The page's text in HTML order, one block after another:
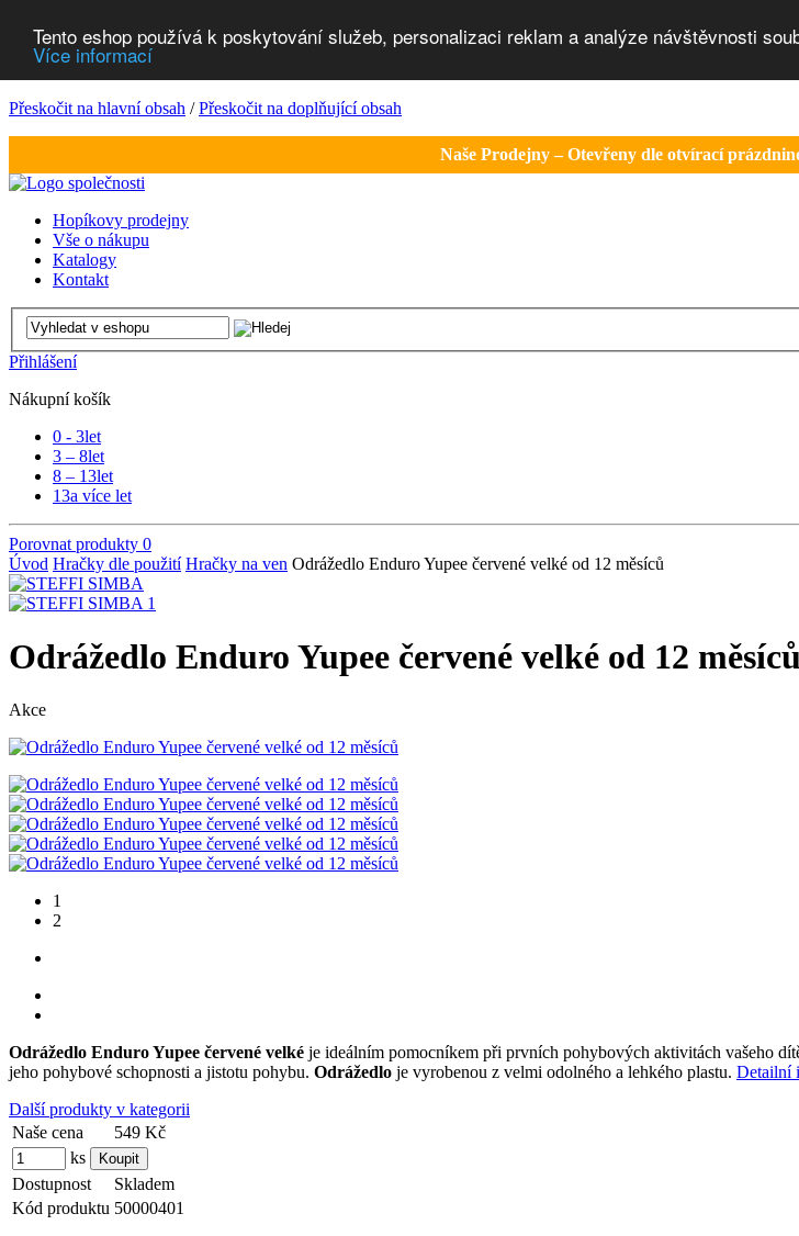
Tento eshop používá k poskytování služeb, personalizaci reklam a analýze návštěvnosti
Více informací
Přeskočit na hlavní obsah /Přeskočit na doplňující obsah
Naše Prodejny – Otevřeny dle otvírací
Hopíkovy prodejny
Vše o nákupu
Katalogy
Kontakt
Přihlášení
Nákupní košík
0 - 3let
3 – 8let
8 – 13let
13a více let
Porovnat produkty 0
Úvod Hračky dle použití Hračky na ven Odrážedlo Enduro Yupee červené velké od 12 měsíců
Odrážedlo Enduro Yupee červené velké od 12 měsíců
Akce
1
2
Odrážedlo Enduro Yupee červené velké je ideálním pomocníkem při prvních pohybových aktivitách vašeho
jeho pohybové schopnosti a jistotu pohybu. Odrážedlo je vyrobenou z velmi odolného a lehkého plastu. Detailní
Další produkty v kategorii
Naše cena
549 Kč
ks
Dostupnost
Skladem
Kód produktu 50000401